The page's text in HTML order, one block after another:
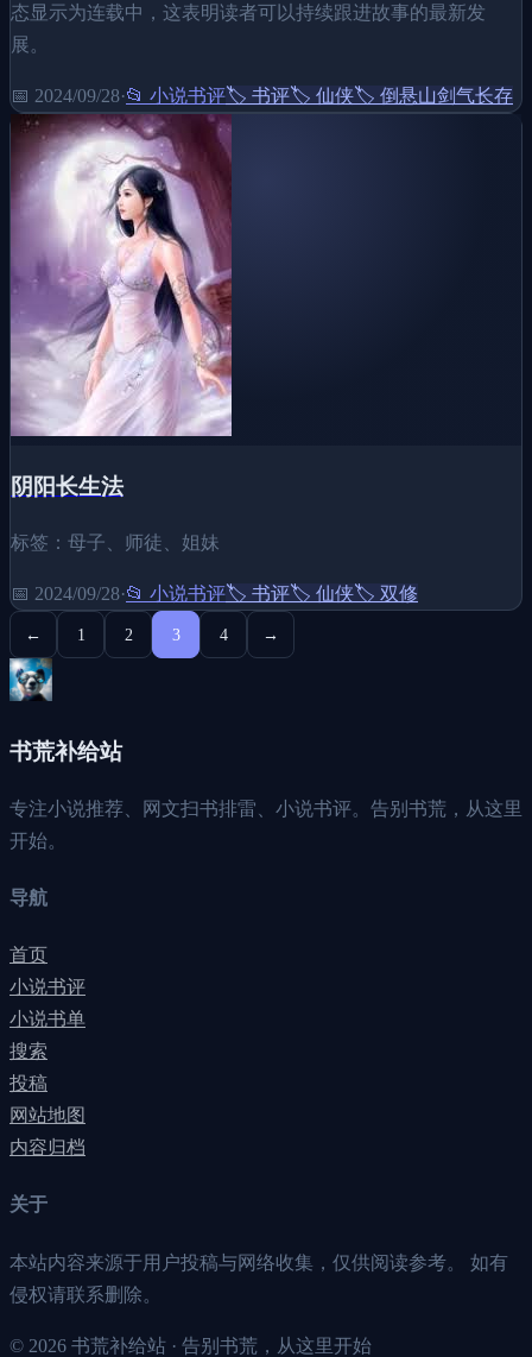
态显示为连载中，这表明读者可以持续跟进故事的最新发
展。
📅 2024/09/28·📂 小说书评🏷️ 书评🏷️ 仙侠🏷️ 倒悬山剑气长存
阴阳长生法
标签：母子、师徒、姐妹
📅 2024/09/28·📂 小说书评🏷️ 书评🏷️ 仙侠🏷️ 双修
← 1 2 3 4 →
书荒补给站
专注小说推荐、网文扫书排雷、小说书评。告别书荒，从这里
开始。
导航
首页
小说书评
小说书单
搜索
投稿
网站地图
内容归档
关于
本站内容来源于用户投稿与网络收集，仅供阅读参考。 如有
侵权请联系删除。
© 2026 书荒补给站 · 告别书荒，从这里开始